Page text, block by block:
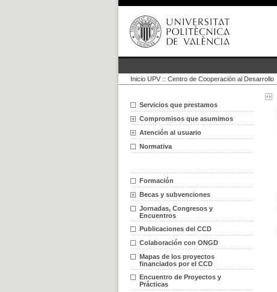
Inicio UPV :: Centro de Cooperación al Desarrollo
Servicios que prestamos
Compromisos que asumimos
Atención al usuario
Normativa
Formación
Becas y subvenciones
Jornadas, Congresos y
Encuentros
Publicaciones del CCD
Colaboración con ONGD
Mapas de los proyectos
financiados por el CCD
Encuentro de Proyectos y
Prácticas